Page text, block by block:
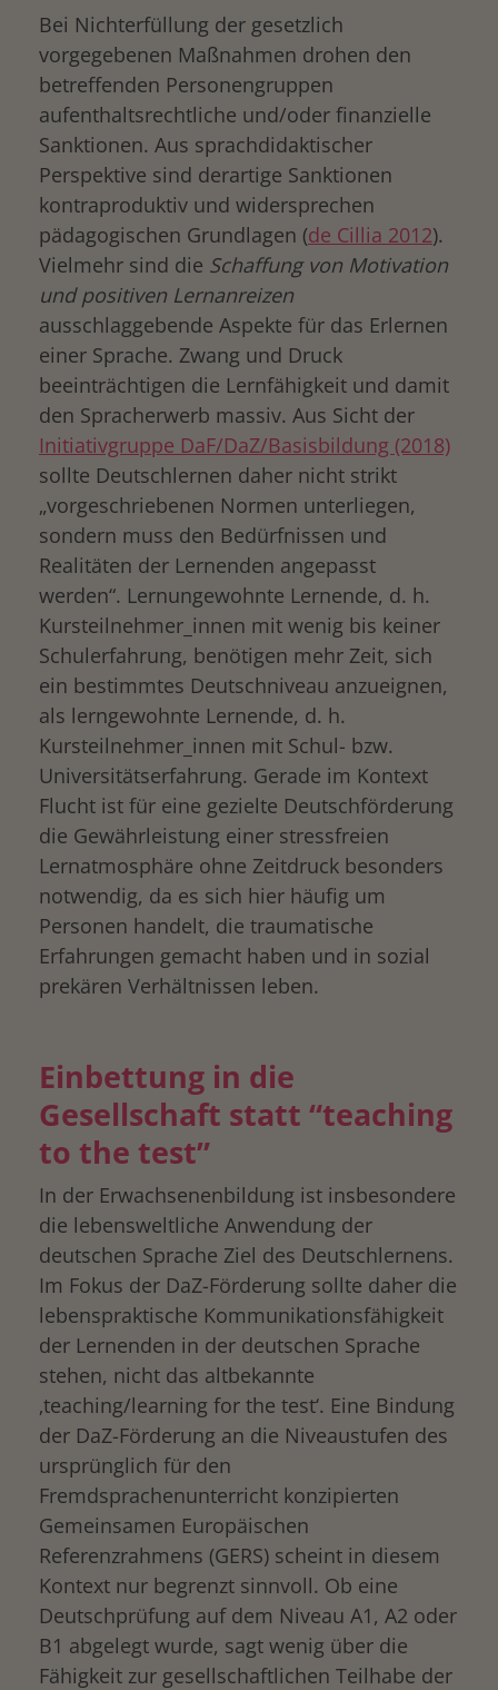
Bei Nichterfüllung der gesetzlich
vorgegebenen Maßnahmen drohen den
betreffenden Personengruppen
aufenthaltsrechtliche und/oder finanzielle
Sanktionen. Aus sprachdidaktischer
Perspektive sind derartige Sanktionen
kontraproduktiv und widersprechen
pädagogischen Grundlagen (de Cillia 2012).
Vielmehr sind die Schaffung von Motivation
und positiven Lernanreizen
ausschlaggebende Aspekte für das Erlernen
einer Sprache. Zwang und Druck
beeinträchtigen die Lernfähigkeit und damit
den Spracherwerb massiv. Aus Sicht der
Initiativgruppe DaF/DaZ/Basisbildung (2018)
sollte Deutschlernen daher nicht strikt
„vorgeschriebenen Normen unterliegen,
sondern muss den Bedürfnissen und
Realitäten der Lernenden angepasst
werden“. Lernungewohnte Lernende, d. h.
Kursteilnehmer_innen mit wenig bis keiner
Schulerfahrung, benötigen mehr Zeit, sich
ein bestimmtes Deutschniveau anzueignen,
als lerngewohnte Lernende, d. h.
Kursteilnehmer_innen mit Schul- bzw.
Universitätserfahrung. Gerade im Kontext
Flucht ist für eine gezielte Deutschförderung
die Gewährleistung einer stressfreien
Lernatmosphäre ohne Zeitdruck besonders
notwendig, da es sich hier häufig um
Personen handelt, die traumatische
Erfahrungen gemacht haben und in sozial
prekären Verhältnissen leben.
Einbettung in die
Gesellschaft statt “teaching
to the test”
In der Erwachsenenbildung ist insbesondere
die lebensweltliche Anwendung der
deutschen Sprache Ziel des Deutschlernens.
Im Fokus der DaZ-Förderung sollte daher die
lebenspraktische Kommunikationsfähigkeit
der Lernenden in der deutschen Sprache
stehen, nicht das altbekannte
‚teaching/learning for the test‘. Eine Bindung
der DaZ-Förderung an die Niveaustufen des
ursprünglich für den
Fremdsprachenunterricht konzipierten
Gemeinsamen Europäischen
Referenzrahmens (GERS) scheint in diesem
Kontext nur begrenzt sinnvoll. Ob eine
Deutschprüfung auf dem Niveau A1, A2 oder
B1 abgelegt wurde, sagt wenig über die
Fähigkeit zur gesellschaftlichen Teilhabe der